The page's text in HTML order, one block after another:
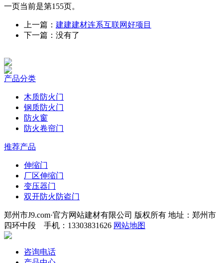
一页当前是第155页。
上一篇： 建建建材连系互联网好项目
下一篇：没有了
产品分类
木质防火门
钢质防火门
防火窗
防火卷帘门
推荐产品
伸缩门
厂区伸缩门
变压器门
双开防火防盗门
郑州市J9.com·官方网站建材有限公司 版权所有 地址：郑州市
四环中段 手机：13303831626 网站地图
咨询电话